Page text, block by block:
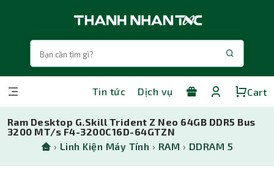
Tin tức Dịch vụ Cart
Ram Desktop G.Skill Trident Z Neo 64GB DDR5 Bus
3200 MT/s F4-3200C16D-64GTZN
› Linh Kiện Máy Tính › RAM › DDRAM 5